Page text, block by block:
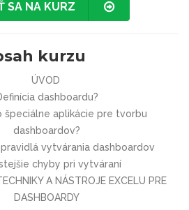
SA NA KURZ
kurzu
ÚVOD
dashboardu?
špeciálne aplikácie pre tvorbu
dashboardov?
vytvárania dashboardov
chyby pri vytváraní
A NÁSTROJE EXCELU PRE
DASHBOARDY